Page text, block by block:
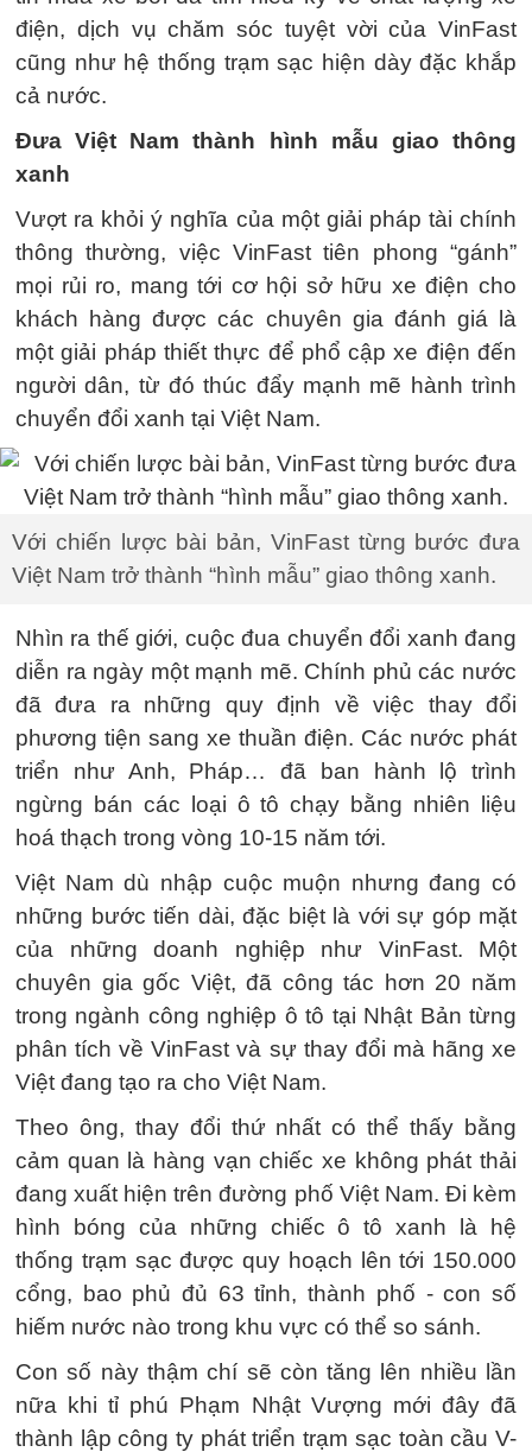
điện, dịch vụ chăm sóc tuyệt vời của VinFast
cũng như hệ thống trạm sạc hiện dày đặc khắp
cả nước.
Đưa Việt Nam thành hình mẫu giao thông
xanh
Vượt ra khỏi ý nghĩa của một giải pháp tài chính
thông thường, việc VinFast tiên phong “gánh”
mọi rủi ro, mang tới cơ hội sở hữu xe điện cho
khách hàng được các chuyên gia đánh giá là
một giải pháp thiết thực để phổ cập xe điện đến
người dân, từ đó thúc đẩy mạnh mẽ hành trình
chuyển đổi xanh tại Việt Nam.
Với chiến lược bài bản, VinFast từng bước đưa
Việt Nam trở thành “hình mẫu” giao thông xanh.
Nhìn ra thế giới, cuộc đua chuyển đổi xanh đang
diễn ra ngày một mạnh mẽ. Chính phủ các nước
đã đưa ra những quy định về việc thay đổi
phương tiện sang xe thuần điện. Các nước phát
triển như Anh, Pháp… đã ban hành lộ trình
ngừng bán các loại ô tô chạy bằng nhiên liệu
hoá thạch trong vòng 10-15 năm tới.
Việt Nam dù nhập cuộc muộn nhưng đang có
những bước tiến dài, đặc biệt là với sự góp mặt
của những doanh nghiệp như VinFast. Một
chuyên gia gốc Việt, đã công tác hơn 20 năm
trong ngành công nghiệp ô tô tại Nhật Bản từng
phân tích về VinFast và sự thay đổi mà hãng xe
Việt đang tạo ra cho Việt Nam.
Theo ông, thay đổi thứ nhất có thể thấy bằng
cảm quan là hàng vạn chiếc xe không phát thải
đang xuất hiện trên đường phố Việt Nam. Đi kèm
hình bóng của những chiếc ô tô xanh là hệ
thống trạm sạc được quy hoạch lên tới 150.000
cổng, bao phủ đủ 63 tỉnh, thành phố - con số
hiếm nước nào trong khu vực có thể so sánh.
Con số này thậm chí sẽ còn tăng lên nhiều lần
nữa khi tỉ phú Phạm Nhật Vượng mới đây đã
thành lập công ty phát triển trạm sạc toàn cầu V-